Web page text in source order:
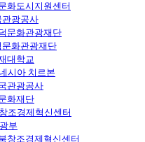
화도시지원센터
광공사
문화관광재단
화관광재단
대학교
시아 치르본
관광공사
화재단
조경제혁신센터
부
창조경제혁신센터